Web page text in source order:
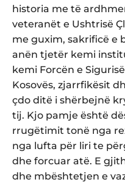
historia me të
veteranët e Ushtrisë
me guxim, sakrificë e
anën tjetër kemi
kemi Forcën e
Kosovës, zjarrfikësit
çdo ditë i shërbejnë
tij. Kjo pamje është
rrugëtimit tonë nga
nga lufta për liri te
dhe forcuar atë. E
dhe mbështetjen e